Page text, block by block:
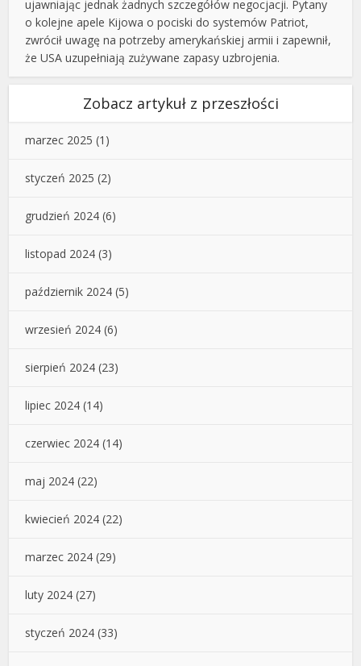
ujawniając jednak żadnych szczegółów negocjacji. Pytany
o kolejne apele Kijowa o pociski do systemów Patriot,
zwrócił uwagę na potrzeby amerykańskiej armii i zapewnił,
że USA uzupełniają zużywane zapasy uzbrojenia.
Zobacz artykuł z przeszłości
marzec 2025 (1)
styczeń 2025 (2)
grudzień 2024 (6)
listopad 2024 (3)
październik 2024 (5)
wrzesień 2024 (6)
sierpień 2024 (23)
lipiec 2024 (14)
czerwiec 2024 (14)
maj 2024 (22)
kwiecień 2024 (22)
marzec 2024 (29)
luty 2024 (27)
styczeń 2024 (33)